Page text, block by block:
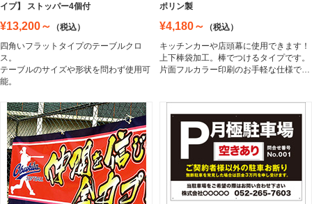
アルミ複合板
Aluminum Composite Board
スチレンボード
Styrene Board
板材
Board
イプ】 ストッパー4個付
¥13,200～
（税込）
四角いフラットタイプのテーブルクロ
ス。
テーブルのサイズや形状を問わず使用可
能。
ポリン製
¥4,180～
（税込）
キッチンカーや店頭幕に使用できます！
上下棒袋加工。棒でつけるタイプです。
片面フルカラー印刷のお手軽な仕様で…